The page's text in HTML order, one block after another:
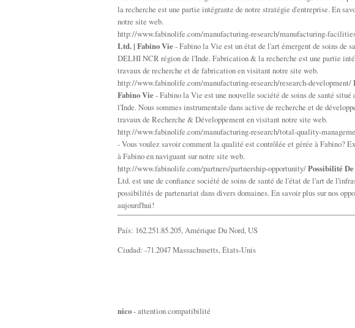
la recherche est une partie intégrante de notre stratégie d'entreprise. En
notre site web.
http://www.fabinolife.com/manufacturing-research/manufacturing-
Ltd. | Fabino Vie- Fabino la Vie est un état de l'art émergent de soins de
DELHI NCR région de l'Inde. Fabrication & la recherche est une partie
travaux de recherche et de fabrication en visitant notre site web.
http://www.fabinolife.com/manufacturing-research/research-development/
Fabino Vie- Fabino la Vie est une nouvelle société de soins de santé
l'Inde. Nous sommes instrumentale dans active de recherche et de
travaux de Recherche & Développement en visitant notre site web.
http://www.fabinolife.com/manufacturing-research/total-quality-
- Vous voulez savoir comment la qualité est contrôlée et gérée à Fabino?
à Fabino en naviguant sur notre site web.
http://www.fabinolife.com/partners/partnership-opportunity/Possibilité
Ltd. est une de confiance société de soins de santé de l'état de l'art de
possibilités de partenariat dans divers domaines. En savoir plus sur nos
aujourd'hui!
País: 162.251.85.205, Amérique Du Nord, US
Ciudad: -71.2047 Massachusetts, États-Unis
nico- attention compatibilité